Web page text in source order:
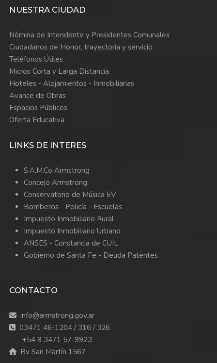
Ciudadanos de Honor, trayectoria y servicio
Teléfonos Útiles
Micros Corta y Larga Distancia
Hoteles - Alojamientos - Inmobiliarias
Avance de Obras
Espacios Públicos
Oferta Educativa
Concejo Armstrong
Conservatorio de Música EV
Bomberos -Policía -Escuelas
Impuesto Inmobiliario Rural
Impuesto Inmobiliario Urbano
ANSES - Constancia de CUIL
Gobierno de Santa Fe - Deuda Patentes
03471 46-1204 / 316 / 326
+54 9 3471 57-9923
Bv San Martín 1567